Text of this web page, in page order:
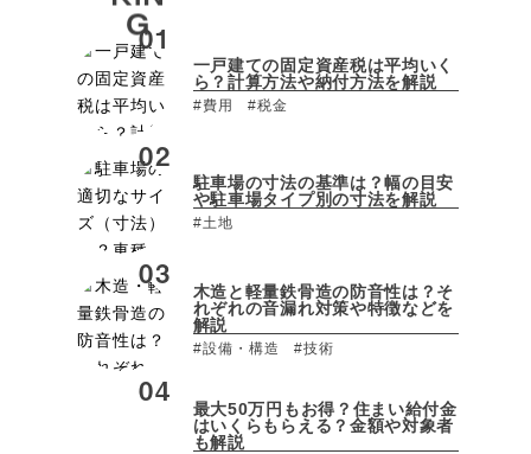
一戸建ての固定資産税は平均いく
ら？計算方法や納付方法を解説
#費用 #税金
駐車場の寸法の基準は？幅の目安
や駐車場タイプ別の寸法を解説
#土地
木造と軽量鉄骨造の防音性は？そ
れぞれの音漏れ対策や特徴などを
解説
#設備・構造 #技術
最大50万円もお得？住まい給付金
はいくらもらえる？金額や対象者
も解説